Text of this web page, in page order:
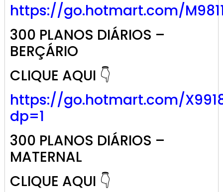
https://go.hotmart.com/
300 PLANOS DIÁRIOS –
BERÇÁRIO
CLIQUE AQUI 👇
https://go.hotmart.com/
dp=1
300 PLANOS DIÁRIOS –
MATERNAL
CLIQUE AQUI 👇